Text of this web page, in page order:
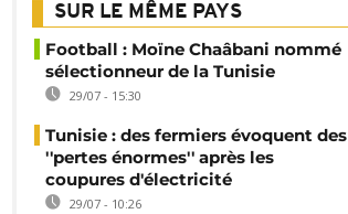
SUR LE MÊME PAYS
Football : Moïne Chaâbani nommé
sélectionneur de la Tunisie
29/07 - 15:30
Tunisie : des fermiers évoquent des
''pertes énormes'' après les
coupures d'électricité
29/07 - 10:26